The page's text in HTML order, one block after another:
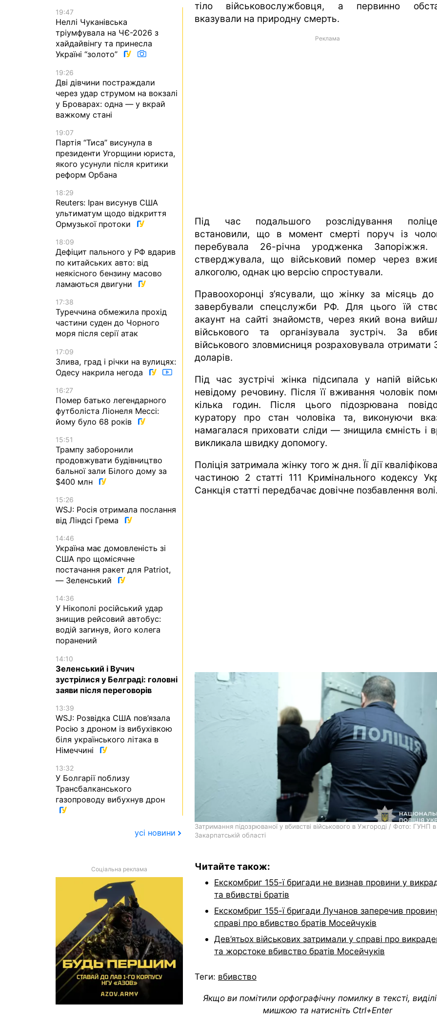
тіло військовослужбовця, а первинно
вказували на природну смерть.
Реклама
Під час подальшого розслідування
встановили, що в момент смерті поруч із
перебувала 26-річна уродженка Запоріжжя.
стверджувала, що військовий помер через
алкоголю, однак цю версію спростували.
Правоохоронці з’ясували, що жінку за місяць до
завербували спецслужби РФ. Для цього їй
акаунт на сайті знайомств, через який вона
військового та організувала зустріч. За
військового зловмисниця розраховувала отримати
доларів.
Під час зустрічі жінка підсипала у напій
невідому речовину. Після її вживання чоловік
кілька годин. Після цього підозрювана
куратору про стан чоловіка та, виконуючи
намагалася приховати сліди — знищила ємність і
викликала швидку допомогу.
Поліція затримала жінку того ж дня. Її дії
частиною 2 статті 111 Кримінального кодексу
Санкція статті передбачає довічне позбавлення волі.
Затримання підозрюваної у вбивстві військового в Ужгороді / Фото: ГУНП в
Закарпатській області
Читайте також:
Екскомбриг 155-ї бригади не визнав провини у
та вбивстві братів
Екскомбриг 155-ї бригади Лучанов заперечив
справі про вбивство братів Мосейчуків
Дев’ятьох військових затримали у справі про
та жорстоке вбивство братів Мосейчуків
Теги: вбивство
Якщо ви помітили орфографічну помилку в тексті,
мишкою та натисніть Ctrl+Enter
19:47
Неллі Чуканівська
тріумфувала на ЧЄ-2026 з
хайдайвінгу та принесла
Україні “золото”
19:26
Дві дівчини постраждали
через удар струмом на вокзалі
у Броварах: одна — у вкрай
важкому стані
19:07
Партія “Тиса” висунула в
президенти Угорщини юриста,
якого усунули після критики
реформ Орбана
18:29
Reuters: Іран висунув США
ультиматум щодо відкриття
Ормузької протоки
18:09
Дефіцит пального у РФ вдарив
по китайських авто: від
неякісного бензину масово
ламаються двигуни
17:38
Туреччина обмежила прохід
частини суден до Чорного
моря після серії атак
17:09
Злива, град і річки на вулицях:
Одесу накрила негода
16:27
Помер батько легендарного
футболіста Ліонеля Мессі:
йому було 68 років
15:51
Трампу заборонили
продовжувати будівництво
бальної зали Білого дому за
$400 млн
15:26
WSJ: Росія отримала послання
від Ліндсі Грема
14:46
Україна має домовленість зі
США про щомісячне
постачання ракет для Patriot,
— Зеленський
14:36
У Нікополі російський удар
знищив рейсовий автобус:
водій загинув, його колега
поранений
14:10
Зеленський і Вучич
зустрілися у Белграді: головні
заяви після переговорів
13:39
WSJ: Розвідка США пов’язала
Росію з дроном із вибухівкою
біля українського літака в
Німеччині
13:32
У Болгарії поблизу
Трансбалканського
газопроводу вибухнув дрон
усі новини
Соціальна реклама